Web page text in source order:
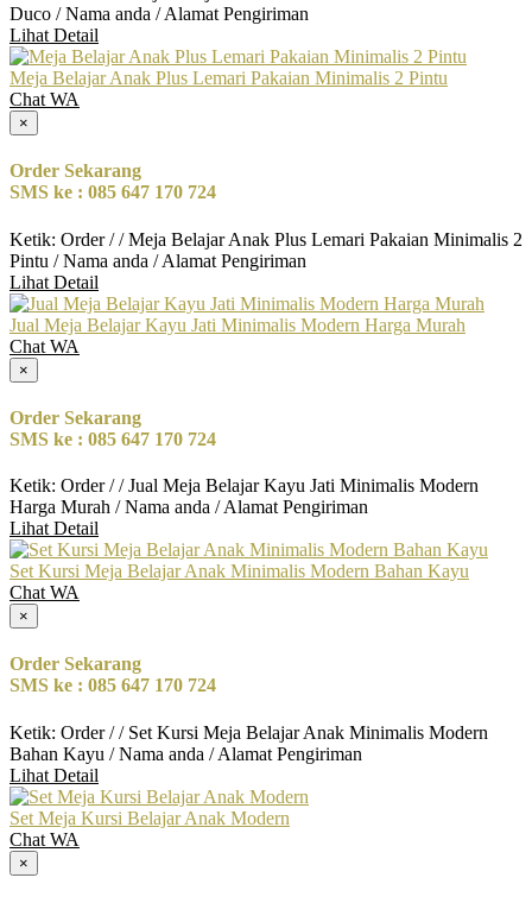
Duco / Nama anda / Alamat Pengiriman
Lihat Detail
Meja Belajar Anak Plus Lemari Pakaian Minimalis 2 Pintu
Chat WA
×
Order Sekarang
SMS ke : 085 647 170 724
Ketik: Order / / Meja Belajar Anak Plus Lemari Pakaian Minimalis 2
Pintu / Nama anda / Alamat Pengiriman
Lihat Detail
Jual Meja Belajar Kayu Jati Minimalis Modern Harga Murah
Chat WA
×
Order Sekarang
SMS ke : 085 647 170 724
Ketik: Order / / Jual Meja Belajar Kayu Jati Minimalis Modern
Harga Murah / Nama anda / Alamat Pengiriman
Lihat Detail
Set Kursi Meja Belajar Anak Minimalis Modern Bahan Kayu
Chat WA
×
Order Sekarang
SMS ke : 085 647 170 724
Ketik: Order / / Set Kursi Meja Belajar Anak Minimalis Modern
Bahan Kayu / Nama anda / Alamat Pengiriman
Lihat Detail
Set Meja Kursi Belajar Anak Modern
Chat WA
×